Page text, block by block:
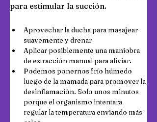
para estimular la succión.
Aprovechar la ducha para masajear
suavemente y drenar
Aplicar posiblemente una maniobra
de extracción manual para aliviar.
Podemos ponernos frío húmedo
luego de la mamada para promover la
desinflamación. Solo unos minutos
porque el organismo intentara
regular la temperatura enviando más